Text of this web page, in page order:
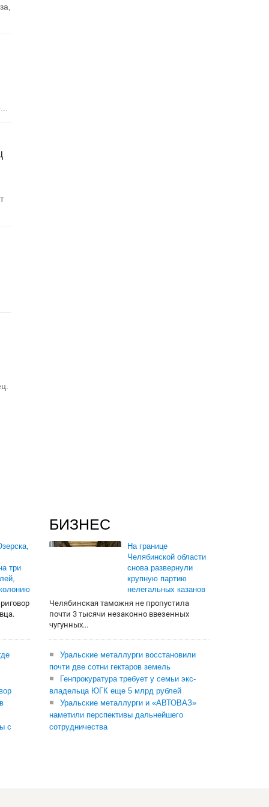
три
с
БИЗНЕС
На границе
Челябинской области
снова развернули
крупную партию
нелегальных казанов
Челябинская таможня не пропустила
почти 3 тысячи незаконно ввезенных
чугунных...
Уральские металлурги восстановили
почти две сотни гектаров земель
Генпрокуратура требует у семьи экс-
владельца ЮГК еще 5 млрд рублей
Уральские металлурги и «АВТОВАЗ»
наметили перспективы дальнейшего
сотрудничества